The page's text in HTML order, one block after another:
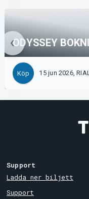
ODYSSEY
Köp 15 jun 2026,
Support
Ladda ner biljett
Support